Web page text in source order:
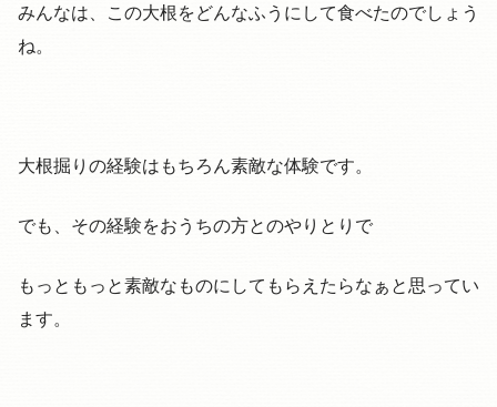
みんなは、この大根をどんなふうにして食べたのでしょう
ね。
大根掘りの経験はもちろん素敵な体験です。
でも、その経験をおうちの方とのやりとりで
もっともっと素敵なものにしてもらえたらなぁと思ってい
ます。